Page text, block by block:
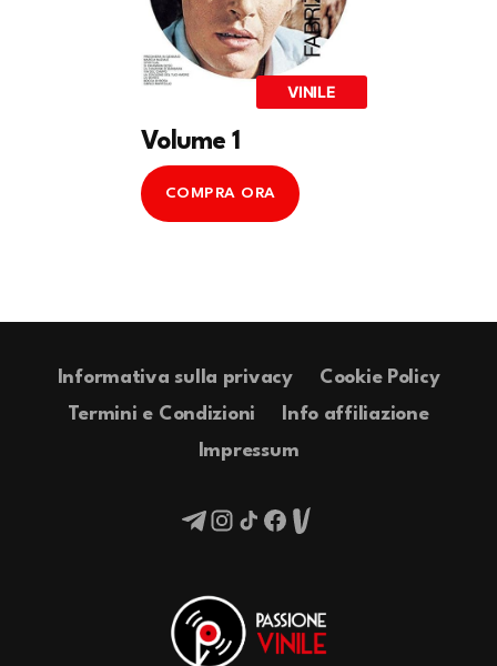
VINILE
Volume 1
COMPRA ORA
Informativa sulla privacy
Cookie Policy
Termini e Condizioni
Info affiliazione
Impressum